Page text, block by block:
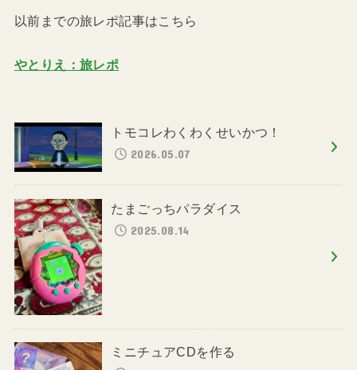
以前までの旅レポ記事はこちら
やとりえ：旅レポ
トモコレわくわくせいかつ！
2026.05.07
たまごっちパラダイス
2025.08.14
ミニチュアCDを作る